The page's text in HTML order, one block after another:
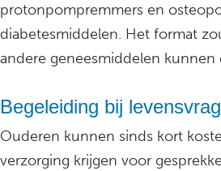
protonpompremmers en
diabetesmiddelen. Het format
andere geneesmiddelen kunnen
Begeleiding bij
Ouderen kunnen sinds kort
verzorging krijgen voor